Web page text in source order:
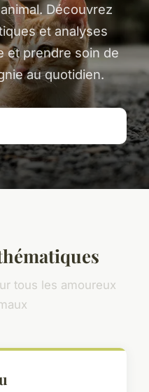
Découvrez
et analyses
et prendre soin de
au quotidien.
tous les amoureux